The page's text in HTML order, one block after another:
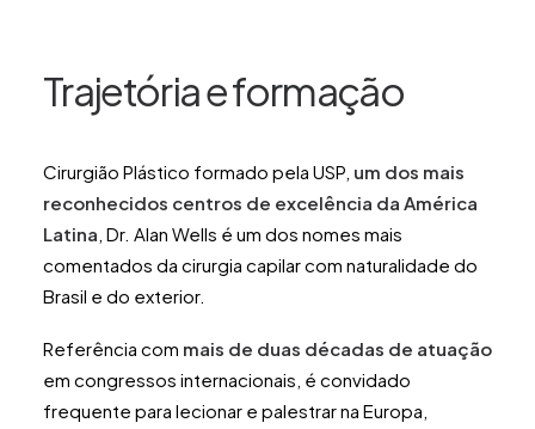
Trajetória e formação
Cirurgião Plástico formado pela USP, um dos mais
reconhecidos centros de excelência da América
Latina, Dr. Alan Wells é um dos nomes mais
comentados da cirurgia capilar com naturalidade do
Brasil e do exterior.
Referência com mais de duas décadas de atuação
em congressos internacionais, é convidado
frequente para lecionar e palestrar na Europa,